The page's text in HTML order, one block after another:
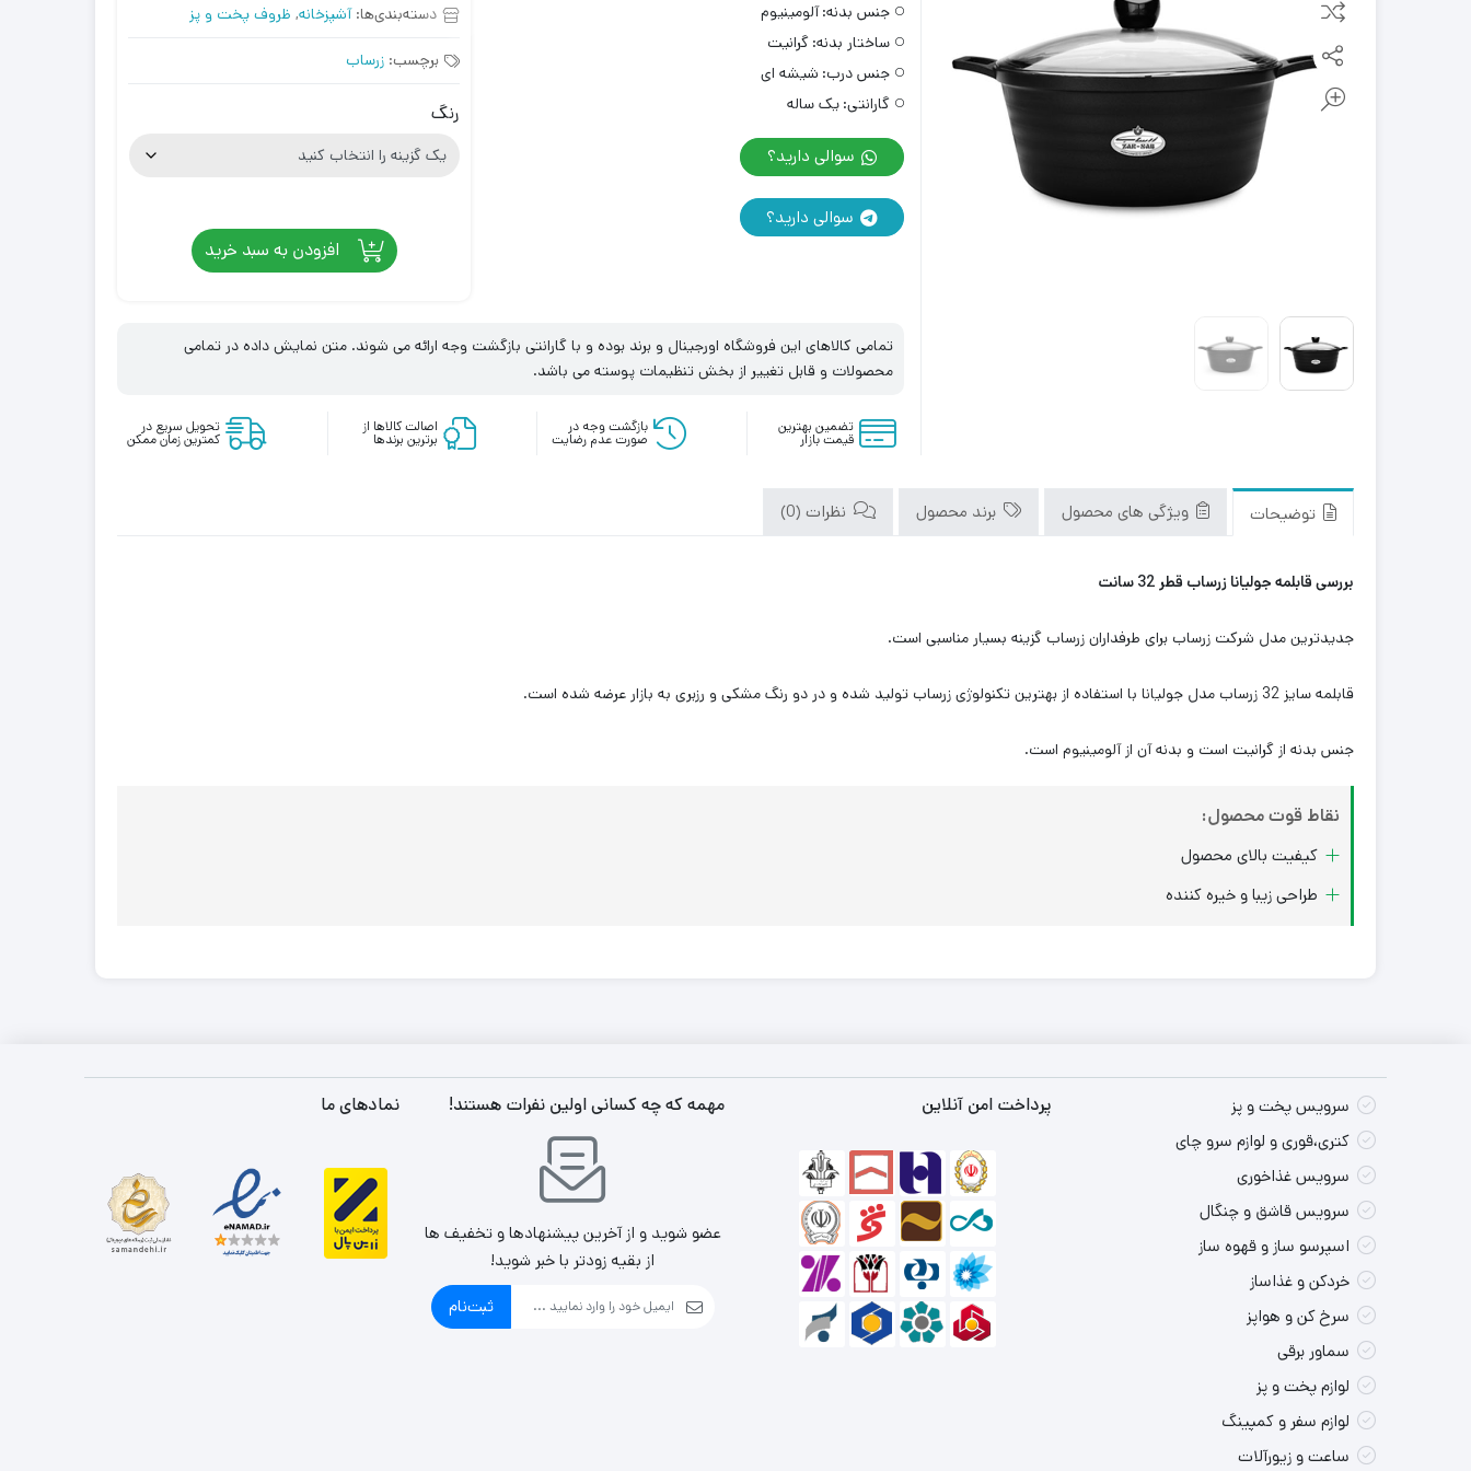
جنس بدنه: آلومینیوم
ساختار بدنه: گرانیت
جنس درب: شیشه ای
گارانتی: یک ساله
سوالی دارید؟
سوالی دارید؟
دسته‌بندی‌ها:آشپزخانه, ظروف پخت و پز
برچسب: زرساب
رنگ
افزودن به سبد خرید
تمامی کالاهای این فروشگاه اورجینال و برند بوده و با گارانتی بازگشت وجه ارائه می شوند. متن نمایش داده در تمامی
محصولات و قابل تغییر از بخش تنظیمات پوسته می باشد.
تضمین بهترین
قیمت بازار
بازگشت وجه در
صورت عدم رضایت
اصالت کالاها از
برترین برندها
تحویل سریع در
کمترین زمان ممکن
توضیحات ویژگی های محصول برند محصول نظرات (0)
بررسی قابلمه جولیانا زرساب قطر 32 سانت
جدیدترین مدل شرکت زرساب برای طرفداران زرساب گزینه بسیار مناسبی است.
قابلمه سایز 32 زرساب مدل جولیانا با استفاده از بهترین تکنولوژی زرساب تولید شده و در دو رنگ مشکی و رزبری به بازار عرضه شده است.
جنس بدنه از گرانیت است و بدنه آن از آلومینیوم است.
نقاط قوت محصول:
کیفیت بالای محصول
طراحی زیبا و خیره کننده
سرویس پخت و پز
کتری،قوری و لوازم سرو چای
سرویس غذاخوری
سرویس قاشق و چنگال
اسپرسو ساز و قهوه ساز
خردکن و غذاساز
سرخ کن و هواپز
سماور برقی
لوازم پخت و پز
لوازم سفر و کمپینگ
ساعت و زیورآلات
پرداخت امن آنلاین مهمه که چه کسانی اولین نفرات هستند!
عضو شوید و از آخرین پیشنهادها و تخفیف ها
از بقیه زودتر با خبر شوید!
ثبت‌نام
نمادهای ما